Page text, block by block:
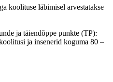
koolituse läbimisel arvestatakse
ja täiendõppe punkte (TP):
ja insenerid koguma 80 –